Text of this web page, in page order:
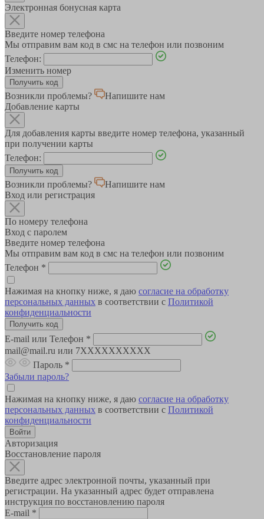
Электронная бонусная карта
Введите номер телефона
Мы отправим вам код в смс на телефон или позвоним
Телефон:
Изменить номер
Возникли проблемы?
Напишите нам
Добавление карты
Для добавления карты введите номер телефона, указанный
при получении карты
Телефон:
Возникли проблемы?
Напишите нам
Вход или регистрация
По номеру телефона
Вход с паролем
Введите номер телефона
Мы отправим вам код в смс на телефон или позвоним
Телефон *
Нажимая на кнопку ниже, я даю согласие на обработку
персональных данных в соответствии с Политикой
конфиденциальности
E-mail или Телефон *
mail@mail.ru или 7XXXXXXXXXX
Пароль *
Забыли пароль?
Нажимая на кнопку ниже, я даю согласие на обработку
персональных данных в соответствии с Политикой
конфиденциальности
Авторизация
Восстановление пароля
Введите адрес электронной почты, указанный при
регистрации. На указанный адрес будет отправлена
инструкция по восстановлению пароля
E-mail *